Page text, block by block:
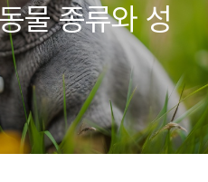
물 종류와 성